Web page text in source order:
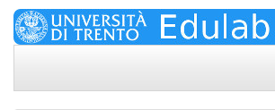
Skip
content